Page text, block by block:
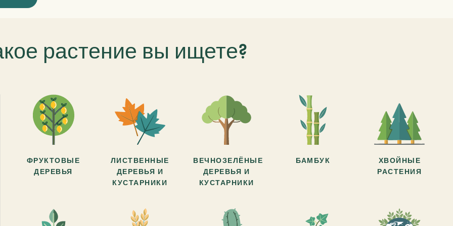
растение вы ищете?
ФРУКТОВЫЕ
ДЕРЕВЬЯ
ЛИСТВЕННЫЕ
ДЕРЕВЬЯ И
КУСТАРНИКИ
ВЕЧНОЗЕЛЁНЫЕ
ДЕРЕВЬЯ И
КУСТАРНИКИ
БАМБУК
ХВОЙНЫЕ
РАСТЕНИЯ